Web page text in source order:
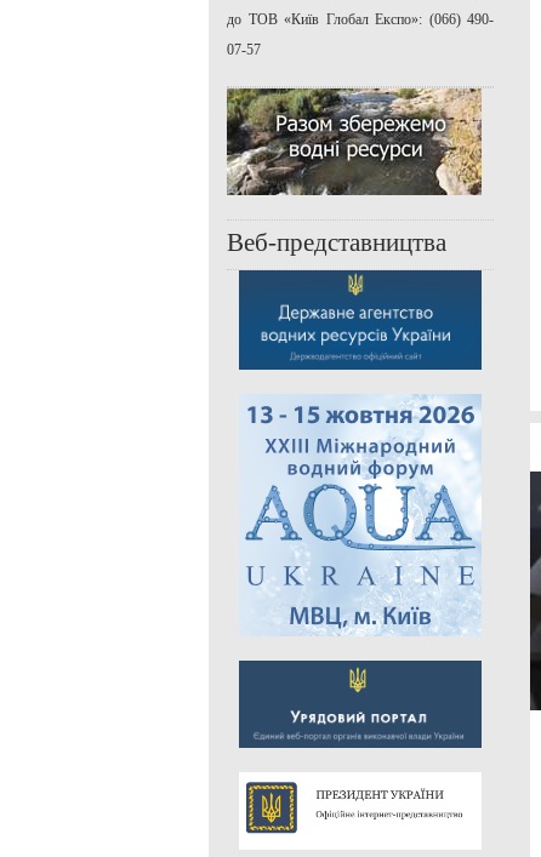
до ТОВ «Київ Глобал Експо»: (066) 490-
07-57
Веб-представництва